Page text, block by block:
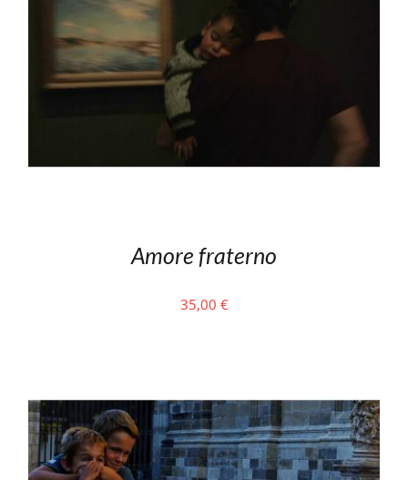
Amore fraterno
35,00 €